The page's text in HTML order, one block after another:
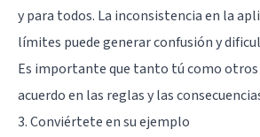
y para todos. La inconsistencia en la
límites puede generar confusión y
Es importante que tanto tú como otros
acuerdo en las reglas y las
3. Conviértete en su ejemplo